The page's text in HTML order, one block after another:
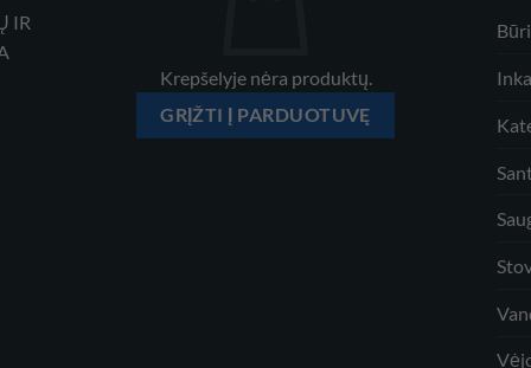
IR
Krepšelyje nėra produktų.
GRĮŽTI Į PARDUOTUVĘ